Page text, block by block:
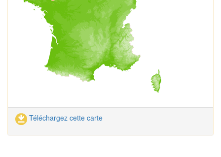
Téléchargez cette carte